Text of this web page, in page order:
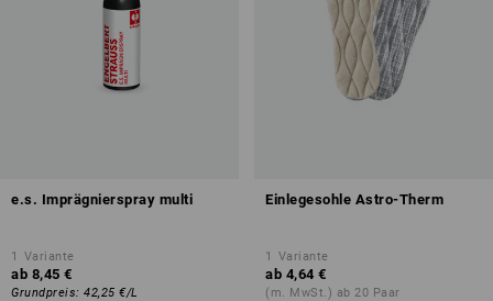
e.s. Imprägnierspray multi
1 Variante
ab 8,45 €
Grundpreis: 42,25 €/L
Einlegesohle Astro-Therm
1 Variante
ab 4,64 €
(m. MwSt.) ab 20 Paar